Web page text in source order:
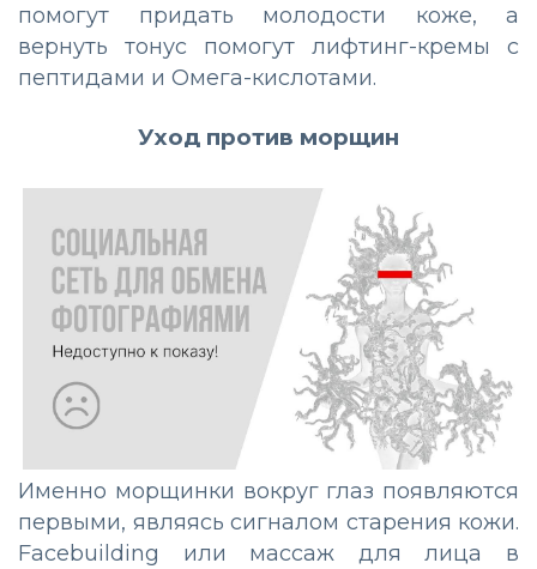
помогут придать молодости коже, а
вернуть тонус помогут лифтинг-кремы с
пептидами и Омега-кислотами.
Уход против морщин
Именно морщинки вокруг глаз появляются
первыми, являясь сигналом старения кожи.
Facebuilding или массаж для лица в